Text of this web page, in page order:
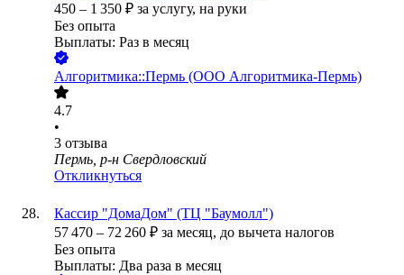
450 – 1 350 ₽ за услугу, на руки
Без опыта
Выплаты: Раз в месяц
Алгоритмика::Пермь (ООО Алгоритмика-Пермь)
4.7
•
3 отзыва
Пермь, р-н Свердловский
Откликнуться
Кассир "ДомаДом" (ТЦ "Баумолл")
57 470 – 72 260 ₽ за месяц, до вычета налогов
Без опыта
Выплаты: Два раза в месяц